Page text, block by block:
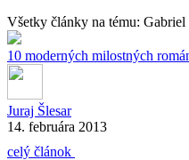
Všetky články na tému:
10 moderných milostných
Juraj Šlesar
14. februára 2013
celý článok